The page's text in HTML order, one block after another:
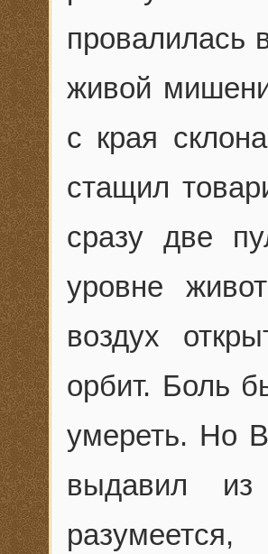
провалилась
живой
с края
стащил
сразу две
уровне
воздух
орбит. Боль
умереть. Но
выдавил